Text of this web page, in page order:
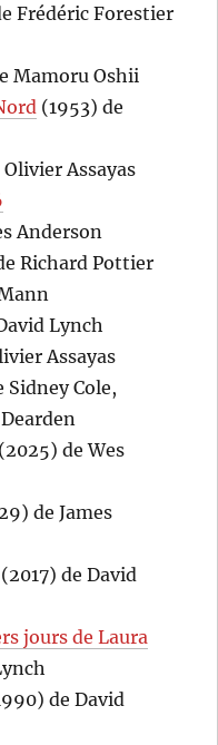
Frédéric Forestier
Mamoru Oshii
(1953) de
Assayas
Anderson
Richard Pottier
Lynch
Assayas
Sidney Cole,
(2025) de Wes
de James
(2017) de David
jours de Laura
de David